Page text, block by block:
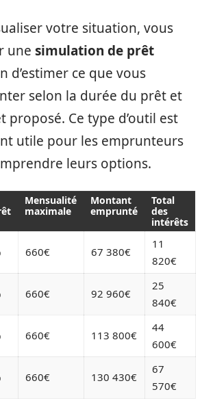
votre situation, vous
une simulation de prêt
d’estimer ce que vous
selon la durée du prêt et
proposé. Ce type d’outil est
utile pour les emprunteurs
leurs options.
Mensualité
maximale
Montant
emprunté
Total
des
intérêts
660€ 67 380€
11
820€
660€ 92 960€
25
840€
660€ 113 800€
44
600€
660€ 130 430€
67
570€